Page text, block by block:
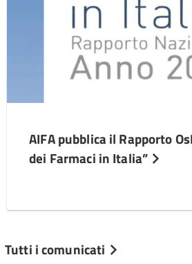
AIFA pubblica il Rapporto
dei Farmaci in Italia”
Tutti i comunicati